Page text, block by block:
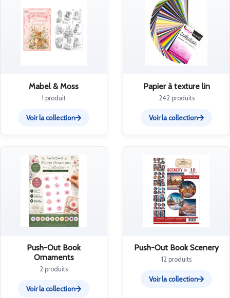
Mabel & Moss
1 produit
Voir la collection
Papier à texture lin
242 produits
Voir la collection
Push-Out Book
Ornaments
2 produits
Voir la collection
Push-Out Book Scenery
12 produits
Voir la collection